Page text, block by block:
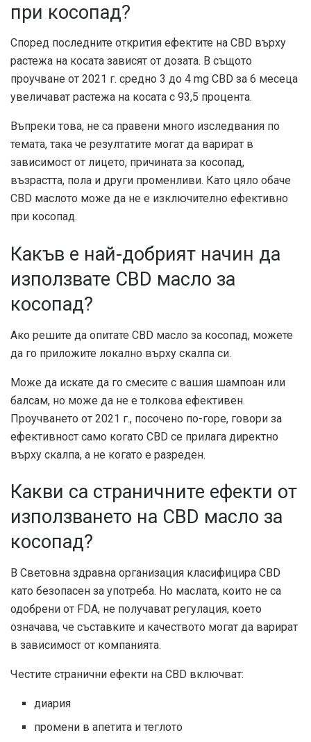
при косопад?
Според последните открития ефектите на CBD върху
растежа на косата зависят от дозата. В същото
проучване от 2021 г. средно 3 до 4 mg CBD за 6 месеца
увеличават растежа на косата с 93,5 процента.
Въпреки това, не са правени много изследвания по
темата, така че резултатите могат да варират в
зависимост от лицето, причината за косопад,
възрастта, пола и други променливи. Като цяло обаче
CBD маслото може да не е изключително ефективно
при косопад.
Какъв е най-добрият начин да
използвате CBD масло за
косопад?
Ако решите да опитате CBD масло за косопад, можете
да го приложите локално върху скалпа си.
Може да искате да го смесите с вашия шампоан или
балсам, но може да не е толкова ефективен.
Проучването от 2021 г., посочено по-горе, говори за
ефективност само когато CBD се прилага директно
върху скалпа, а не когато е разреден.
Какви са страничните ефекти от
използването на CBD масло за
косопад?
В Световна здравна организация класифицира CBD
като безопасен за употреба. Но маслата, които не са
одобрени от FDA, не получават регулация, което
означава, че съставките и качеството могат да варират
в зависимост от компанията.
Честите странични ефекти на CBD включват:
диария
промени в апетита и теглото